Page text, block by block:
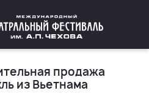
продажа
из Вьетнама